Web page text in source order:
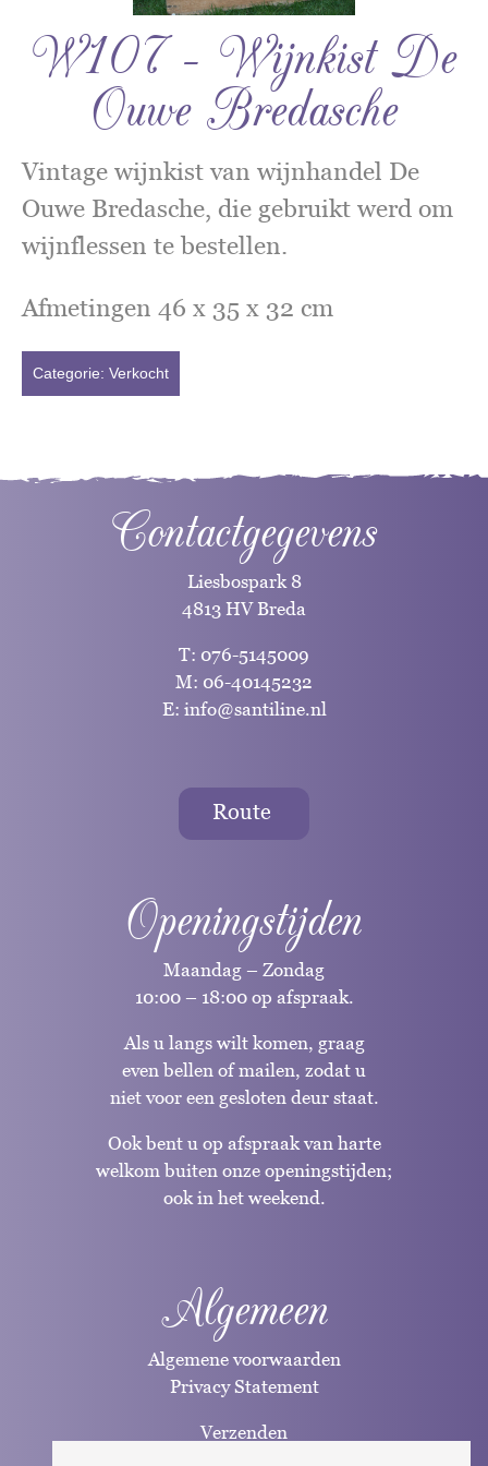
W107 – Wijnkist De
Ouwe Bredasche
Vintage wijnkist van wijnhandel De
Ouwe Bredasche, die gebruikt werd om
wijnflessen te bestellen.
Afmetingen 46 x 35 x 32 cm
Categorie: Verkocht
Contactgegevens
Liesbospark 8
4813 HV Breda
T: 076-5145009
M: 06-40145232
E: info@santiline.nl
Route
Openingstijden
Maandag – Zondag
10:00 – 18:00 op afspraak.
Als u langs wilt komen, graag
even bellen of mailen, zodat u
niet voor een gesloten deur staat.
Ook bent u op afspraak van harte
welkom buiten onze openingstijden;
ook in het weekend.
Algemeen
Algemene voorwaarden
Privacy Statement
Verzenden